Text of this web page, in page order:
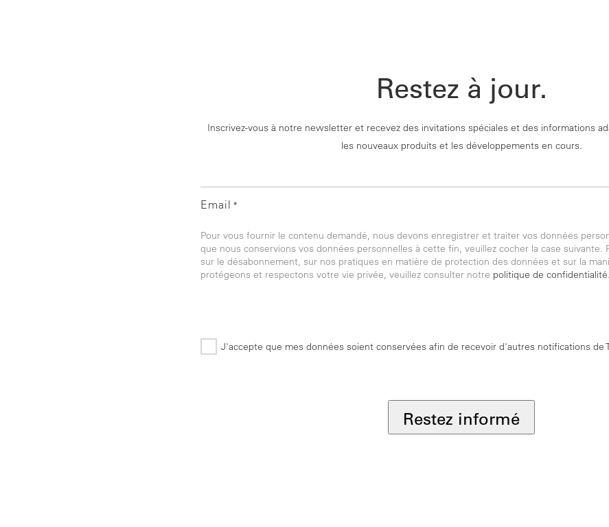
Restez à jour.
Inscrivez-vous à notre newsletter et recevez des invitations spéciales et des informations
les nouveaux produits et les développements en cours.
Email *
Pour vous fournir le contenu demandé, nous devons enregistrer et traiter vos données
que nous conservions vos données personnelles à cette fin, veuillez cocher la case suivante.
sur le désabonnement, sur nos pratiques en matière de protection des données et sur la
protégeons et respectons votre vie privée, veuillez consulter notre politique de confidentialité.
J'accepte que mes données soient conservées afin de recevoir d'autres notifications de
Restez informé